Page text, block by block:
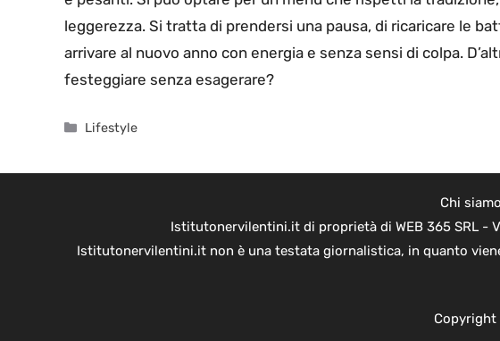
leggerezza. Si tratta di prendersi una pausa, di ricaricare le
arrivare al nuovo anno con energia e senza sensi di colpa.
festeggiare senza esagerare?
Categorie
Lifestyle
Chi siamo
Istitutonervilentini.it di proprietà di WEB 365 SRL -
Istitutonervilentini.it non è una testata giornalistica, in quanto